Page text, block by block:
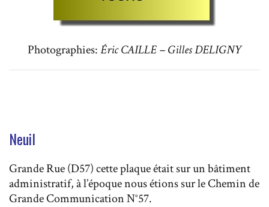
Photographies:Éric CAILLE – Gilles DELIGNY
Neuil
Grande Rue (D57) cette plaque était sur un bâtiment
administratif, à l’époque nous étions sur le Chemin de
Grande Communication N°57.